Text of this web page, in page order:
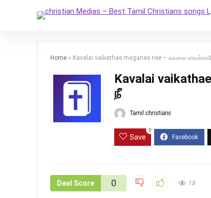
Home » Kavalai vaikathae maganae nee – கவலை
Kavalai
நீ
Tamil christians
Save
0
Deal Score 0 18